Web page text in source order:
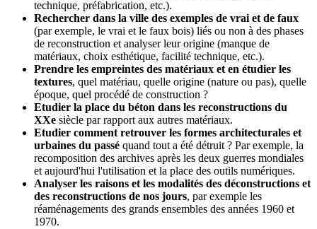
technique, préfabrication, etc.).
Rechercher dans la ville des exemples de vrai et de faux
(par exemple, le vrai et le faux bois) liés ou non à des phases
de reconstruction et analyser leur origine (manque de
matériaux, choix esthétique, facilité technique, etc.).
Prendre les empreintes des matériaux et en étudier les
textures, quel matériau, quelle origine (nature ou pas), quelle
époque, quel procédé de construction ?
Etudier la place du béton dans les reconstructions du
XXe siècle par rapport aux autres matériaux.
Etudier comment retrouver les formes architecturales et
urbaines du passé quand tout a été détruit ? Par exemple, la
recomposition des archives après les deux guerres mondiales
et aujourd'hui l'utilisation et la place des outils numériques.
Analyser les raisons et les modalités des déconstructions et
des reconstructions de nos jours, par exemple les
réaménagements des grands ensembles des années 1960 et
1970.